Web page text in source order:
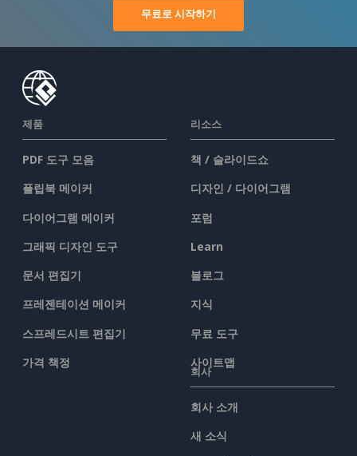
무료로 시작하기
제품
PDF 도구 모음
플립북 메이커
다이어그램 메이커
그래픽 디자인 도구
문서 편집기
프레젠테이션 메이커
스프레드시트 편집기
가격 책정
리소스
책 / 슬라이드쇼
디자인 / 다이어그램
포럼
Learn
블로그
지식
무료 도구
사이트맵
회사
회사 소개
새 소식